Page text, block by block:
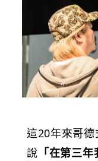
這20年來哥
說 「在第三